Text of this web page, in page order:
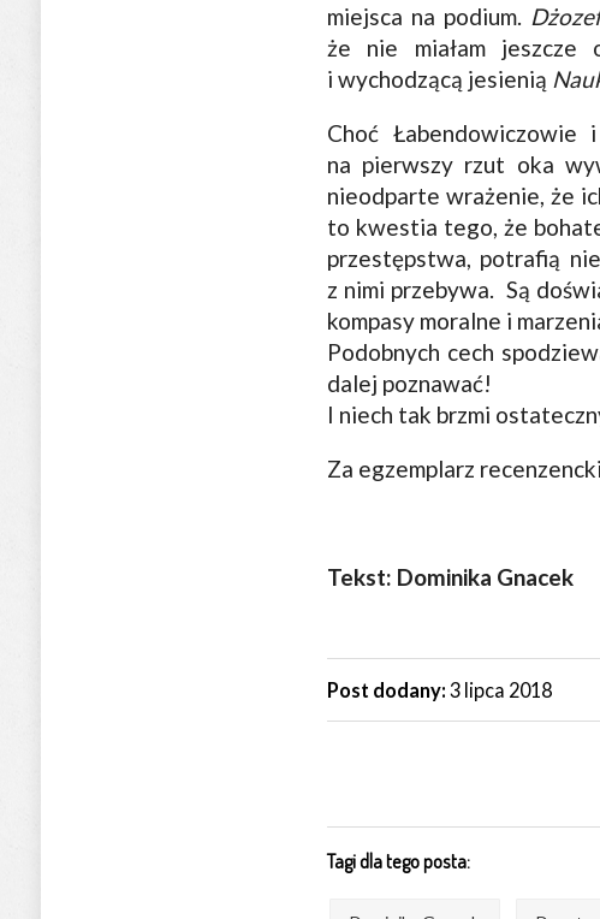
miejsca na podium.
że nie miałam jeszcze
i wychodzącą jesienią
Choć Łabendowiczowie
na pierwszy rzut oka
nieodparte wrażenie, że
to kwestia tego, że
przestępstwa, potrafią
z nimi przebywa. Są
kompasy moralne i
Podobnych cech
dalej poznawać!
I niech tak brzmi
Za egzemplarz recenzencki
Tekst: Dominika Gnacek
Post dodany: 3 lipca 2018
Tagi dla tego posta: